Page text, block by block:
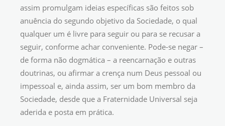
assim promulgam ideias específicas são feitos sob
anuência do segundo objetivo da Sociedade, o qual
qualquer um é livre para seguir ou para se recusar a
seguir, conforme achar conveniente. Pode-se negar –
de forma não dogmática – a reencarnação e outras
doutrinas, ou afirmar a crença num Deus pessoal ou
impessoal e, ainda assim, ser um bom membro da
Sociedade, desde que a Fraternidade Universal seja
aderida e posta em prática.